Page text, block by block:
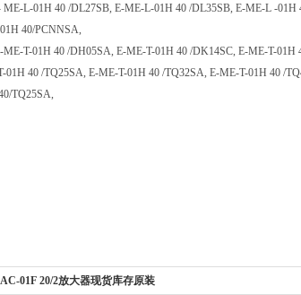
L-01H 40 /DL27SB, E-ME-L-01H 40 /DL35SB, E-ME-L -
40/PCNNSA,
T-01H 40 /DH05SA, E-ME-T-01H 40 /DK14SC, E-ME-T-01H
40 /TQ25SA, E-ME-T-01H 40 /TQ32SA, E-ME-T-01H 40 /
TQ25SA,
01F 20/2放大器现货库存原装